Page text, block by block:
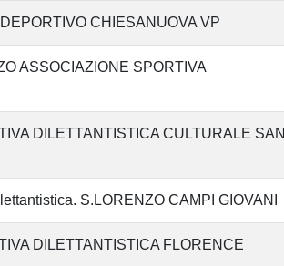
CHIESANUOVA VP
ASSOCIAZIONE SPORTIVA
DILETTANTISTICA CULTURALE SAN
S.LORENZO CAMPI GIOVANI
DILETTANTISTICA FLORENCE